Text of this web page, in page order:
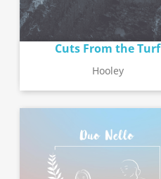
Cuts From the Turf
Hooley